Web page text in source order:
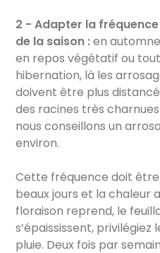
2 - Adapter la
de la saison :en
en repos végétatif ou
hibernation, là les
doivent être plus
des racines très
nous conseillons un
environ.
Cette fréquence doit
beaux jours et la chaleur
floraison reprend, le
s’épaississent, privilégiez
pluie. Deux fois par